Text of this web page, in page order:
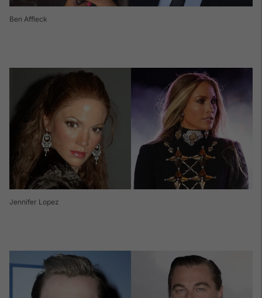
Ben Affleck
Jennifer Lopez